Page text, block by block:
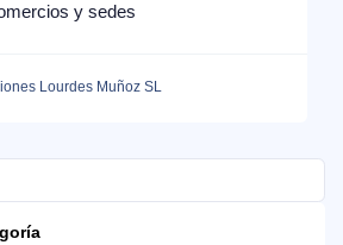
y sedes
Lourdes Muñoz SL